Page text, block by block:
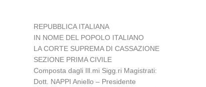
REPUBBLICA ITALIANA
IN NOME DEL POPOLO ITALIANO
LA CORTE SUPREMA DI CASSAZIONE
SEZIONE PRIMA CIVILE
Composta dagli Ill.mi Sigg.ri Magistrati:
Dott. NAPPI Aniello – Presidente